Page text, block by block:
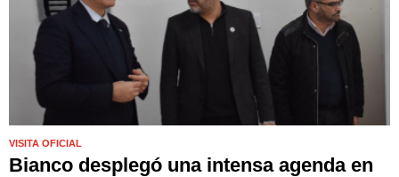
VISITA OFICIAL
Bianco desplegó una intensa agenda en